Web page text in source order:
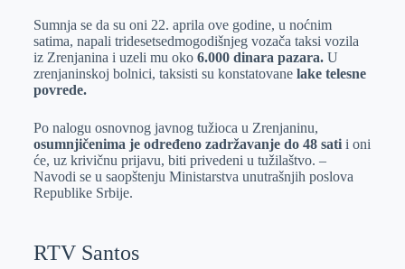
p
Sumnja se da su oni 22. aprila ove godine, u noćnim
satima, napali tridesetsedmogodišnjeg vozača taksi vozila
iz Zrenjanina i uzeli mu oko6.000 dinara pazara.U
zrenjaninskoj bolnici, taksisti su konstatovane lake telesne
povrede.
Po nalogu osnovnog javnog tužioca u Zrenjaninu,
osumnjičenima je određeno zadržavanje do 48 satii oni
će, uz krivičnu prijavu, biti privedeni u tužilaštvo. –
Navodi se u saopštenju Ministarstva unutrašnjih poslova
Republike Srbije.
RTV Santos